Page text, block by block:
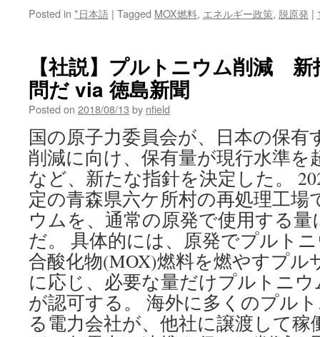
Posted in *日本語 | Tagged MOX燃料, エネルギー政策, 脱原発 |
【社説】プルトニウム削減
問だ via 徳島新聞
Posted on 2018/08/13 by nfield
国の原子力委員会が、日本の保
削減に向け、保有量が現行水準
など、新たな指針を決定した。
定の青森県六ケ所村の再処理工
ウムを、通常の原発で使用する
だ。 具体的には、原発でプルト
合酸化物(MOX)燃料を燃やすプル
に応じ、必要な量だけプルトニ
が認可する。 海外に多くのプル
る電力会社が、他社に譲渡して